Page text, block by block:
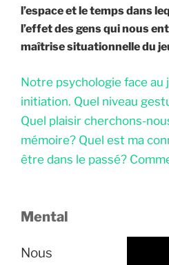
l’espace et le temps dans
l’effet des gens qui nous
maîtrise situationnelle du
Notre psychologie face
initiation. Quel niveau
Quel plaisir cherchons-
mémoire? Quel est ma
être dans le passé?
Mental
Nous